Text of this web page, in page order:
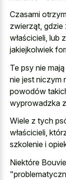
Czasami
zwierząt,
właścicieli, lub
jakiejkolwiek
Te psy nie
nie jest niczym
powodów
wyprowadzka
Wiele z tych
właścicieli,
szkolenie i
Niektóre